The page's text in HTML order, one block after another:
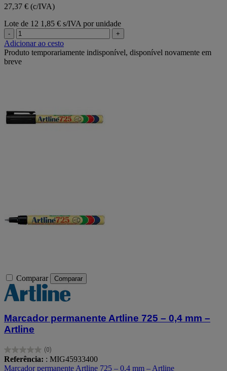
27,37 € (c/IVA)
Lote de 12 1,85 € s/IVA por unidade
- +
Adicionar ao cesto
Produto temporariamente indisponível, disponível novamente em
breve
Comparar Comparar
Marcador permanente Artline 725 – 0,4 mm –
Artline
(0)
0.0
em
Referência: : MIG45933400
Marcador permanente Artline 725 – 0,4 mm – Artline